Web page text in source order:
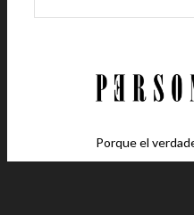
Porque el